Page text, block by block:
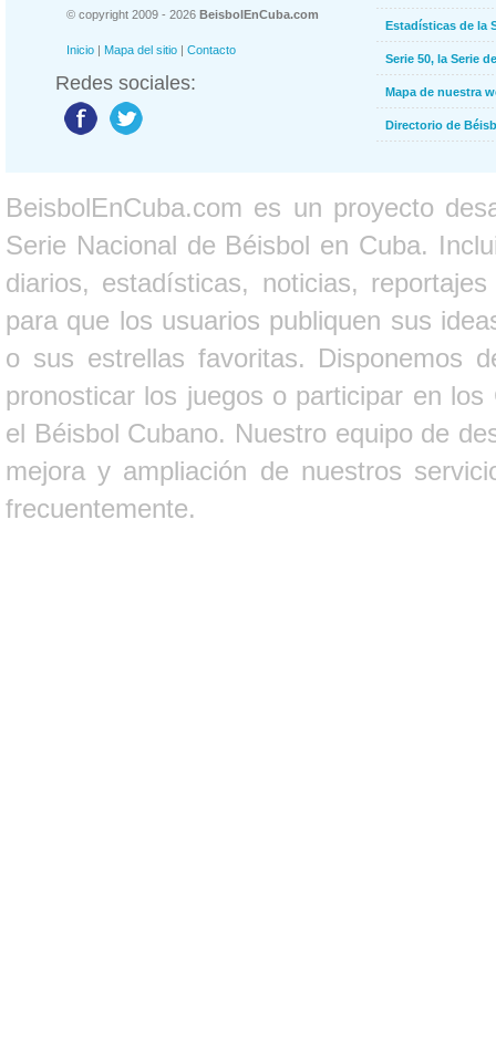
© copyright 2009 - 2026 BeisbolEnCuba.com
Inicio | Mapa del sitio | Contacto
Redes sociales:
Estadísticas de la
Serie 50, la Serie
Mapa de nuestra
Directorio de
BeisbolEnCuba.com es un proyecto
Serie Nacional de Béisbol en Cuba.
diarios, estadísticas, noticias,
para que los usuarios publiquen sus
o sus estrellas favoritas. Disponemos
pronosticar los juegos o participar en
el Béisbol Cubano. Nuestro equipo de
mejora y ampliación de nuestros
frecuentemente.